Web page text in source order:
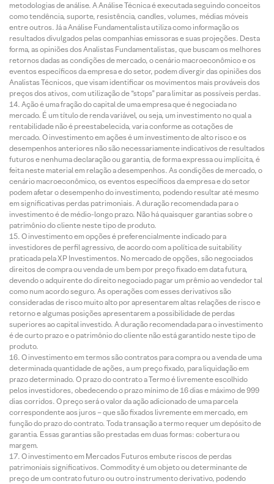
metodologias de análise. A Análise Técnica é executada seguindo conceitos
como tendência, suporte, resistência, candles, volumes, médias móveis
entre outros. Já a Análise Fundamentalista utiliza como informação os
resultados divulgados pelas companhias emissoras e suas projeções. Desta
forma, as opiniões dos Analistas Fundamentalistas, que buscam os melhores
retornos dadas as condições de mercado, o cenário macroeconômico e os
eventos específicos da empresa e do setor, podem divergir das opiniões dos
Analistas Técnicos, que visam identificar os movimentos mais prováveis dos
preços dos ativos, com utilização de “stops” para limitar as possíveis perdas.
Ação é uma fração do capital de uma empresa que é negociada no
mercado. É um título de renda variável, ou seja, um investimento no qual a
rentabilidade não é preestabelecida, varia conforme as cotações de
mercado. O investimento em ações é um investimento de alto risco e os
desempenhos anteriores não são necessariamente indicativos de resultados
futuros e nenhuma declaração ou garantia, de forma expressa ou implícita, é
feita neste material em relação a desempenhos. As condições de mercado, o
cenário macroeconômico, os eventos específicos da empresa e do setor
podem afetar o desempenho do investimento, podendo resultar até mesmo
em significativas perdas patrimoniais. A duração recomendada para o
investimento é de médio-longo prazo. Não há quaisquer garantias sobre o
patrimônio do cliente neste tipo de produto.
O investimento em opções é preferencialmente indicado para
investidores de perfil agressivo, de acordo com a política de suitability
praticada pela XP Investimentos. No mercado de opções, são negociados
direitos de compra ou venda de um bem por preço fixado em data futura,
devendo o adquirente do direito negociado pagar um prêmio ao vendedor tal
como num acordo seguro. As operações com esses derivativos são
consideradas de risco muito alto por apresentarem altas relações de risco e
retorno e algumas posições apresentarem a possibilidade de perdas
superiores ao capital investido. A duração recomendada para o investimento
é de curto prazo e o patrimônio do cliente não está garantido neste tipo de
produto.
O investimento em termos são contratos para compra ou a venda de uma
determinada quantidade de ações, a um preço fixado, para liquidação em
prazo determinado. O prazo do contrato a Termo é livremente escolhido
pelos investidores, obedecendo o prazo mínimo de 16 dias e máximo de 999
dias corridos. O preço será o valor da ação adicionado de uma parcela
correspondente aos juros – que são fixados livremente em mercado, em
função do prazo do contrato. Toda transação a termo requer um depósito de
garantia. Essas garantias são prestadas em duas formas: cobertura ou
margem.
O investimento em Mercados Futuros embute riscos de perdas
patrimoniais significativos. Commodity é um objeto ou determinante de
preço de um contrato futuro ou outro instrumento derivativo, podendo